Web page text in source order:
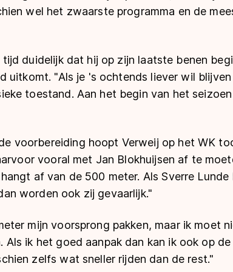
wel het zwaarste programma en de
duidelijk dat hij op zijn laatste benen
uitkomt. "Als je 's ochtends liever wil
toestand. Aan het begin van het
voorbereiding hoopt Verweij op het WK
vooral met Jan Blokhuijsen af te
af van de 500 meter. Als Sverre
worden ook zij gevaarlijk."
mijn voorsprong pakken, maar ik moet
Als ik het goed aanpak dan kan ik ook op
zelfs wat sneller rijden dan de rest."